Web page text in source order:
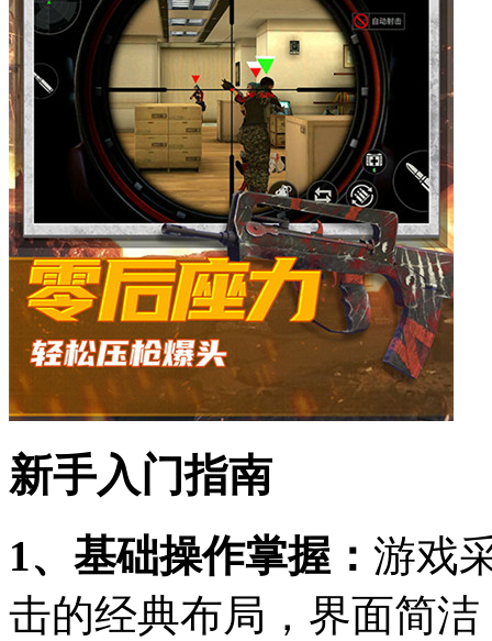
新手入门指南
1、基础操作掌握： 游戏
击的经典布局，界面简